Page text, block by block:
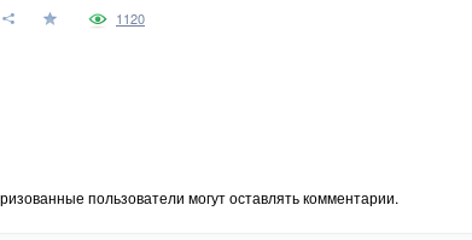
1120
пользователи могут оставлять комментарии.